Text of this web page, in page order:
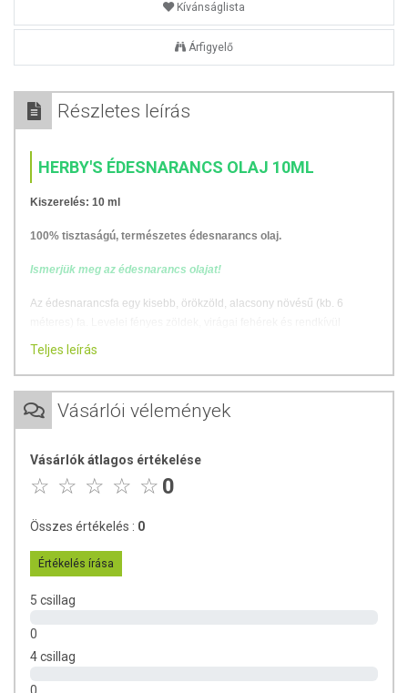
Kívánságlista
Árfigyelő
Részletes leírás
HERBY'S ÉDESNARANCS OLAJ 10ML
Kiszerelés: 10 ml
100% tisztaságú, természetes édesnarancs olaj.
Ismerjük meg az édesnarancs olajat!
Az édesnarancsfa egy kisebb, örökzöld, alacsony növésű (kb. 6
illatosak. Gyümölcsei sárgás-narancsos színűek. Az édesnarancsot
gyakran használják az élelmiszeriparban ízesítésre, de az
aromaterápiában is elterjedt és széles körben alkalmazott. A gyümölcs
szervezetet, javítja a hangulatot. Az immunrendszer stabilizálásában
Kellemes, gyümölcsös illatával enyhítheti a szorongást és
támogathatja a keringési rendszer működését.
Levendulával keverve vagy önmagában is segítheti a
bőrápoló
Teljes leírás
Vásárlói vélemények
Vásárlók átlagos értékelése
0
Összes értékelés : 0
Értékelés írása
5 csillag
0
4 csillag